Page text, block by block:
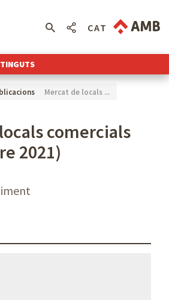
CAT
Mercat de locals ...
comercials
2021)